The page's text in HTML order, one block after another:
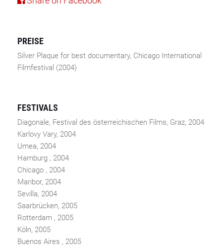
PREISE
Silver Plaque for best documentary, Chicago International
Filmfestival (2004)
FESTIVALS
Diagonale, Festival des österreichischen Films, Graz, 2004
Karlovy Vary, 2004
Umea, 2004
Hamburg , 2004
Chicago , 2004
Maribor, 2004
Sevilla, 2004
Saarbrücken, 2005
Rotterdam , 2005
Köln, 2005
Buenos Aires , 2005